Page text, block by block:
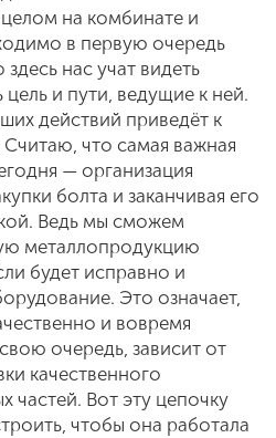
на комбинате и
в первую очередь
нас учат видеть
и пути, ведущие к ней.
действий приведёт к
Считаю, что самая важная
— организация
болта и заканчивая его
Ведь мы сможем
металлопродукцию
будет исправно и
Это означает,
и вовремя
очередь, зависит от
качественного
частей. Вот эту цепочку
чтобы она работала